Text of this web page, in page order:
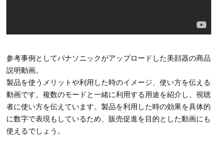
参考事例としてパナソニックがアップロードした美顔器の商品
説明動画。
製品を使うメリットや利用した時のイメージ、使い方を伝える
動画です。複数のモードと一緒に利用する用途を紹介し、視聴
者に使い方を伝えています。製品を利用した時の効果を具体的
に数字で表現もしているため、販売促進を目的とした動画にも
使えるでしょう。